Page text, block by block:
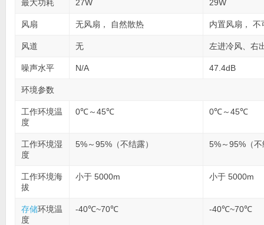
最大功耗 27W 29W
风扇 无风扇， 自然散热 内置风扇， 不
风道 无 左进冷风、右
噪声水平 N/A 47.4dB
环境参数
工作环境温
度
0℃～45℃ 0℃～45℃
工作环境湿
度
5%～95%（不结露） 5%～95%（
工作环境海
拔
小于 5000m 小于 5000m
存储环境温
度
-40℃~70℃ -40℃~70℃